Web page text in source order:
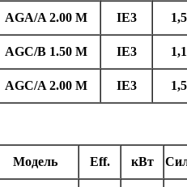
AGA/A 2.00 M IE3 1,5
AGC/B 1.50 M IE3 1,1
AGC/A 2.00 M IE3 1,5
Модель Eff. кВт